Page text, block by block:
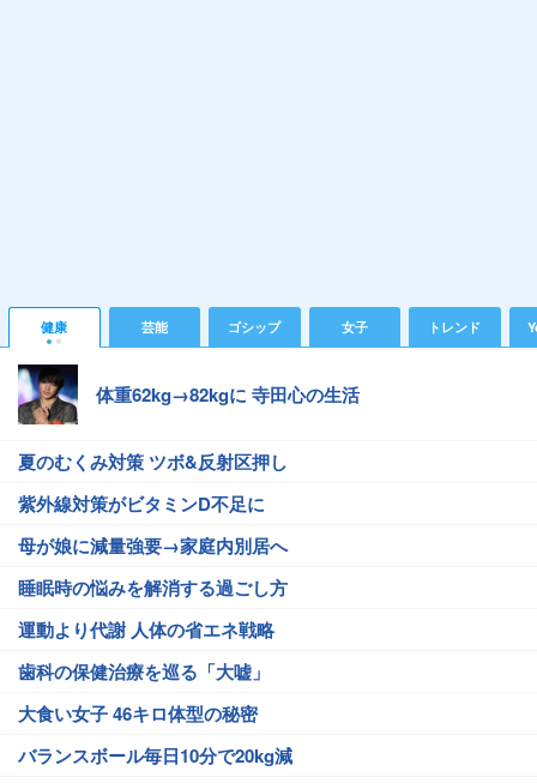
健康 芸能 ゴシップ 女子 トレンド
体重62kg→82kgに 寺田心の生活
夏のむくみ対策 ツボ&反射区押し
紫外線対策がビタミンD不足に
母が娘に減量強要→家庭内別居へ
睡眠時の悩みを解消する過ごし方
運動より代謝 人体の省エネ戦略
歯科の保健治療を巡る「大嘘」
大食い女子 46キロ体型の秘密
バランスボール毎日10分で20kg減